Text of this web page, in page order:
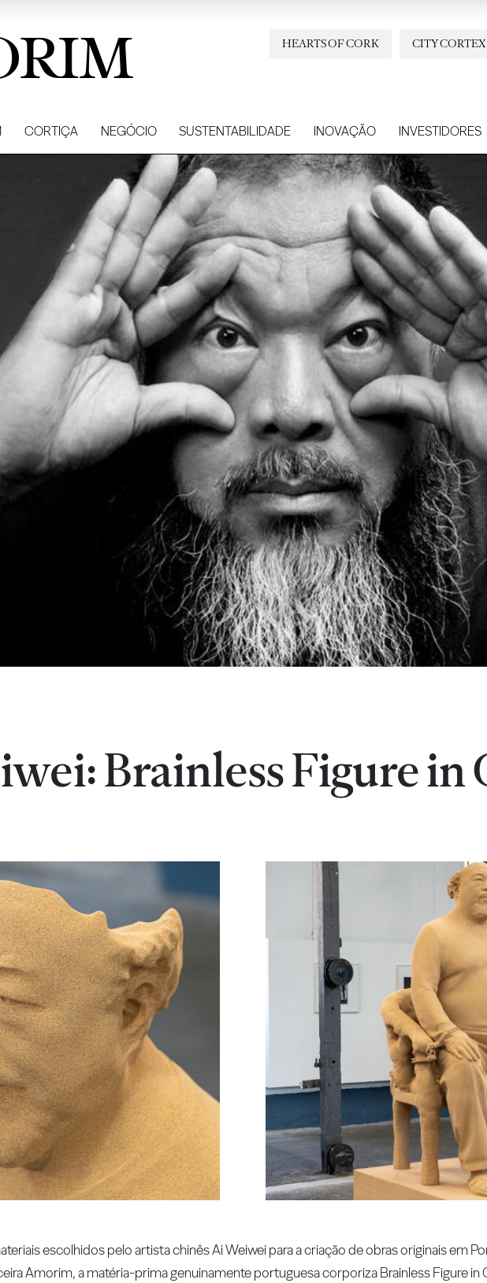
CITY CORTEX
HEARTS OF CORK
CORTIÇA NEGÓCIO SUSTENTABILIDADE INOVAÇÃO INVESTIDORES
Brainless Figure in
escolhidos pelo artista chinês Ai Weiwei para a criação de obras originais em
Amorim, a matéria-prima genuinamente portuguesa corporiza Brainless Figure in